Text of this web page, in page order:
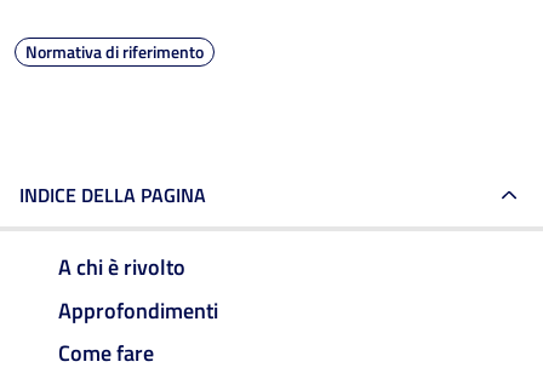
Normativa di riferimento
INDICE DELLA PAGINA
A chi è rivolto
Approfondimenti
Come fare